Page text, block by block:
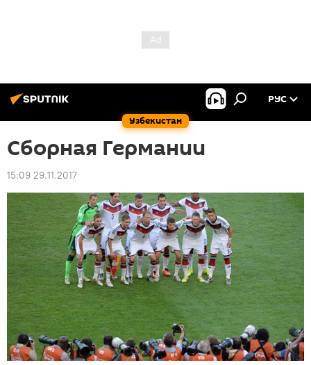
Узбекистан
РУС
Сборная Германии
15:09 29.11.2017